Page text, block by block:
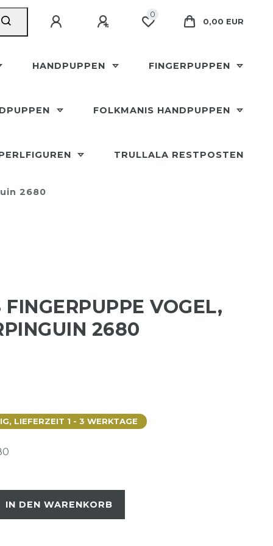
0
0,00 EUR
HANDPUPPEN FINGERPUPPEN
FOLKMANIS HANDPUPPEN
TRULLALA RESTPOSTEN
2680
VOGEL,
2680
LIEFERZEIT 1 - 3 WERKTAGE
IN DEN WARENKORB